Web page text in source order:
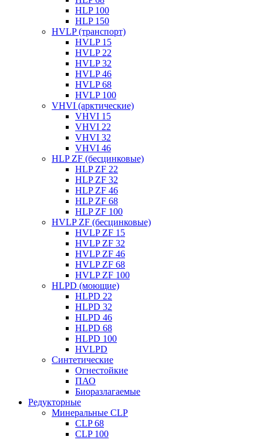
HLP 100
HLP 150
HVLP (транспорт)
HVLP 15
HVLP 22
HVLP 32
HVLP 46
HVLP 68
HVLP 100
VHVI (арктические)
VHVI 15
VHVI 22
VHVI 32
VHVI 46
HLP ZF (бесцинковые)
HLP ZF 22
HLP ZF 32
HLP ZF 46
HLP ZF 68
HLP ZF 100
HVLP ZF (бесцинковые)
HVLP ZF 15
HVLP ZF 32
HVLP ZF 46
HVLP ZF 68
HVLP ZF 100
HLPD (моющие)
HLPD 22
HLPD 32
HLPD 46
HLPD 68
HLPD 100
HVLPD
Синтетические
Огнестойкие
ПАО
Биоразлагаемые
Редукторные
Минеральные CLP
CLP 68
CLP 100